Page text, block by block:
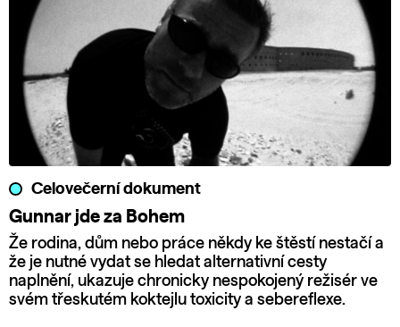
Celovečerní dokument
Gunnar jde za Bohem
Že rodina, dům nebo práce někdy ke štěstí nestačí a
že je nutné vydat se hledat alternativní cesty
naplnění, ukazuje chronicky nespokojený režisér ve
svém třeskutém koktejlu toxicity a sebereflexe.